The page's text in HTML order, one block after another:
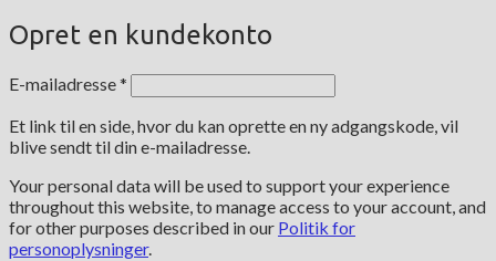
Opret en kundekonto
E-mailadresse*
Et link til en side, hvor du kan oprette en ny adgangskode, vil
blive sendt til din e-mailadresse.
Your personal data will be used to support your experience
throughout this website, to manage access to your account, and
for other purposes described in our Politik for
personoplysninger.